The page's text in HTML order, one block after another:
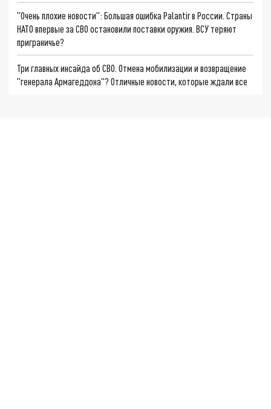
"Очень плохие новости": Большая ошибка Palantir в России. Страны
НАТО впервые за СВО остановили поставки оружия. ВСУ теряют
приграничье?
Три главных инсайда об СВО. Отмена мобилизации и возвращение
"генерала Армагеддона"? Отличные новости, которые ждали все